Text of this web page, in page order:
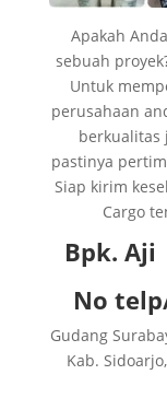
Apakah
sebuah
Untuk
perusahaan
berkualitas
pastinya
Siap kirim
Cargo
Bpk. Aji
No
Gudang
Kab.